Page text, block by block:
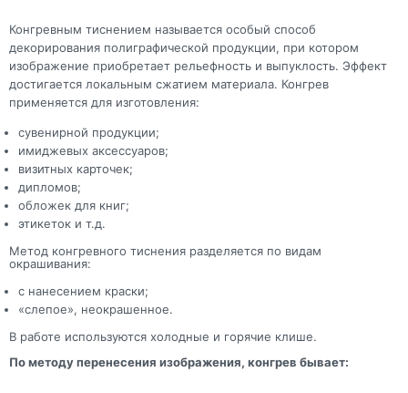
Конгревным тиснением называется особый способ
декорирования полиграфической продукции, при котором
изображение приобретает рельефность и выпуклость. Эффект
достигается локальным сжатием материала. Конгрев
применяется для изготовления:
сувенирной продукции;
имиджевых аксессуаров;
визитных карточек;
дипломов;
обложек для книг;
этикеток и т.д.
Метод конгревного тиснения разделяется по видам
окрашивания:
с нанесением краски;
«слепое», неокрашенное.
В работе используются холодные и горячие клише.
По методу перенесения изображения, конгрев бывает: